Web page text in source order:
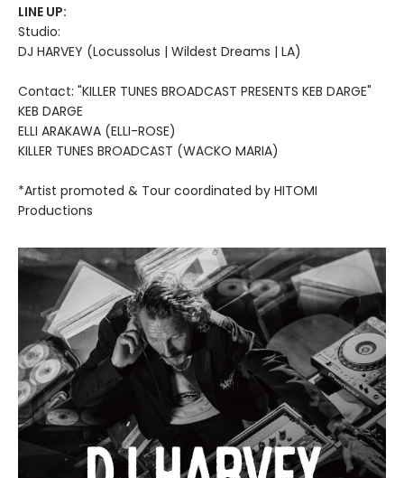
LINE UP:
Studio:
DJ HARVEY (Locussolus | Wildest Dreams | LA)
Contact: "KILLER TUNES BROADCAST PRESENTS KEB DARGE"
KEB DARGE
ELLI ARAKAWA (ELLI-ROSE)
KILLER TUNES BROADCAST (WACKO MARIA)
*Artist promoted & Tour coordinated by HITOMI
Productions